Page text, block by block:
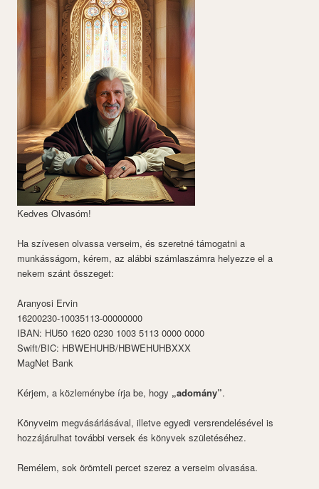
Kedves Olvasóm!
Ha szívesen olvassa verseim, és szeretné támogatni a
munkásságom, kérem, az alábbi számlaszámra helyezze el a
nekem szánt összeget:
Aranyosi Ervin
16200230-10035113-00000000
IBAN: HU50 1620 0230 1003 5113 0000 0000
Swift/BIC: HBWEHUHB/HBWEHUHBXXX
MagNet Bank
Kérjem, a közleménybe írja be, hogy „adomány”.
Könyveim megvásárlásával, illetve egyedi versrendelésével is
hozzájárulhat további versek és könyvek születéséhez.
Remélem, sok örömteli percet szerez a verseim olvasása.